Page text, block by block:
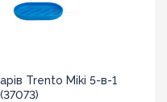
Trento Miki 5-в-1